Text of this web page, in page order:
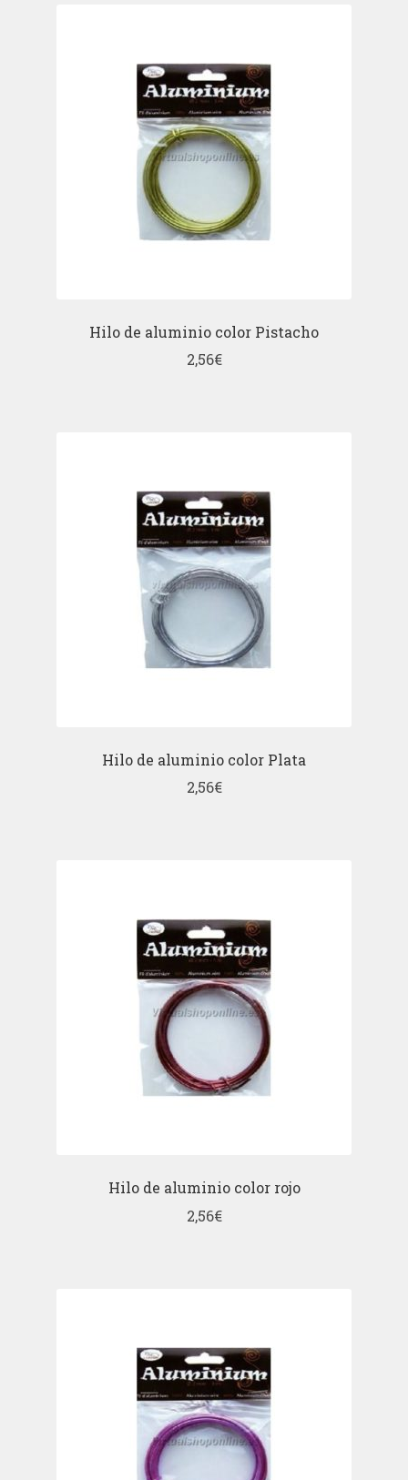
Hilo de aluminio color Pistacho
2,56€
Hilo de aluminio color Plata
2,56€
Hilo de aluminio color rojo
2,56€